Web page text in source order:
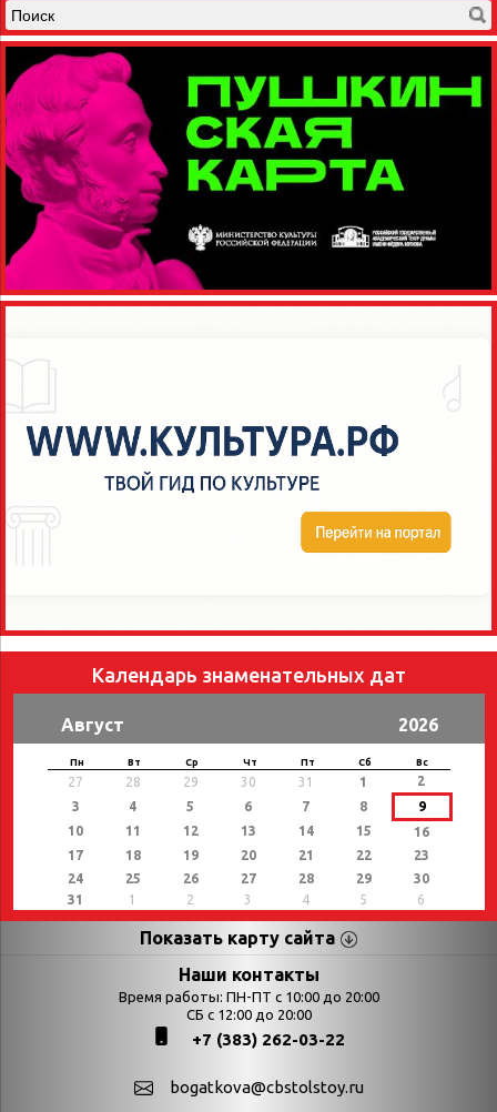
Календарь знаменательных дат
Август 2026
Пн Вт Ср Чт Пт Сб Вс
27 28 29 30 31 1
2
3
4 5 6 7 8
9
10
11 12 13 14 15
16
17
18 19 20 21 22
23
24
25 26 27 28 29
30
31
1 2 3 4 5 6
Показать карту сайта
Страницы Категории
Календарь
Выставки
День в истории
День в истории.
Наши контакты
Время работы: ПН-ПТ с 10:00 до 20:00
СБ с 12:00 до 20:00
+7 (383) 262-03-22
bogatkova@cbstolstoy.ru